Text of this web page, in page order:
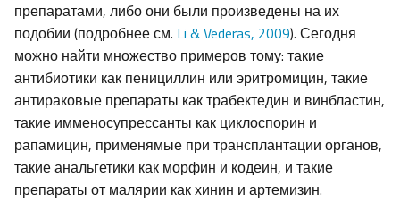
препаратами, либо они были произведены на их
подобии (подробнее см. Li & Vederas, 2009). Сегодня
можно найти множество примеров тому: такие
антибиотики как пенициллин или эритромицин, такие
антираковые препараты как трабектедин и винбластин,
такие имменосупрессанты как циклоспорин и
рапамицин, применямые при трансплантации органов,
такие анальгетики как морфин и кодеин, и такие
препараты от малярии как хинин и артемизин.